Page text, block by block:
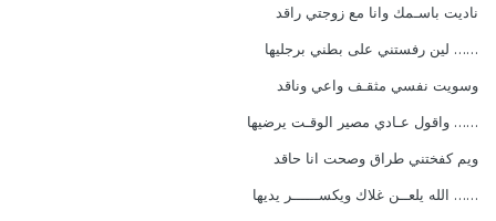
ناديت باسـمك وانا مع زوجتي راقد
…… لين رفستني على بطني برجليها
وسويت نفسي مثقـف واعي وناقد
…… واقول عـادي مصير الوقـت يرضيها
ويم كفختني طراق وصحت انا حاقد
…… الله يلعــن غلاك ويكســــــر يديها